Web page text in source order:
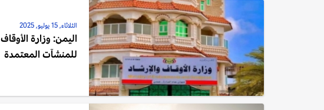
الثلاثاء, 15 يوليو, 2025
للمنشآت المعتمدة